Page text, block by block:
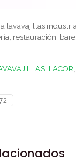
lavavajillas
restauración,
, LACOR,